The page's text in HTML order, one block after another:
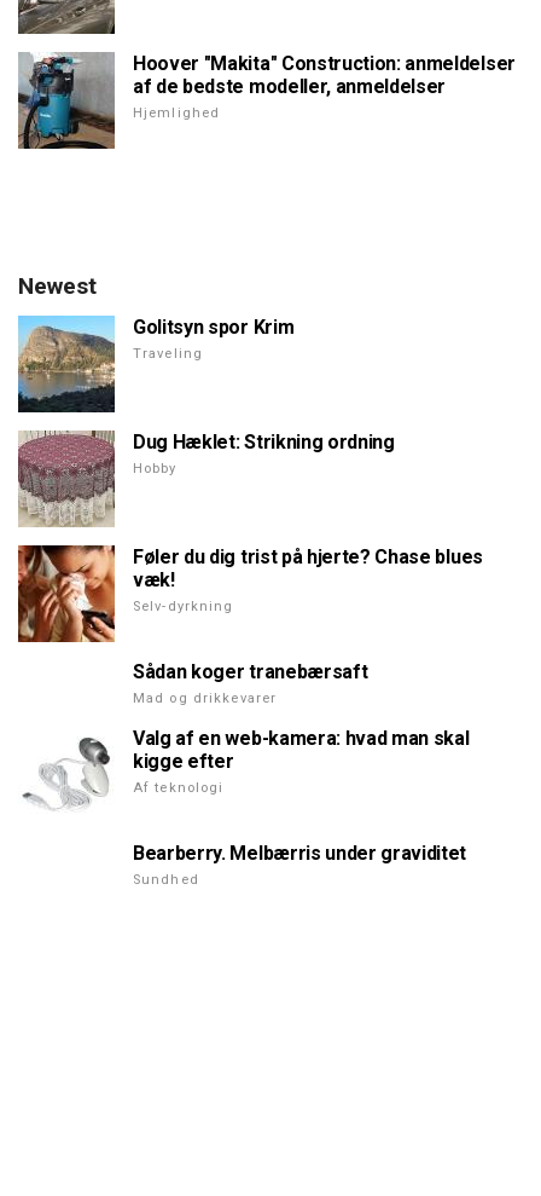
Hoover "Makita" Construction: anmeldelser
af de bedste modeller, anmeldelser
Hjemlighed
Newest
Golitsyn spor Krim
Traveling
Dug Hæklet: Strikning ordning
Hobby
Føler du dig trist på hjerte? Chase blues
væk!
Selv-dyrkning
Sådan koger tranebærsaft
Mad og drikkevarer
Valg af en web-kamera: hvad man skal
kigge efter
Af teknologi
Bearberry. Melbærris under graviditet
Sundhed